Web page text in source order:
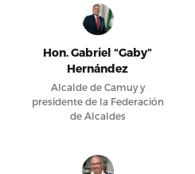
Hon. Gabriel “Gaby”
Hernández
Alcalde de Camuy y
presidente de la Federación
de Alcaldes